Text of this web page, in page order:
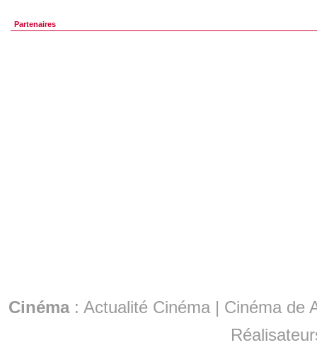
Partenaires
Cinéma: Actualité Cinéma | Cinéma de